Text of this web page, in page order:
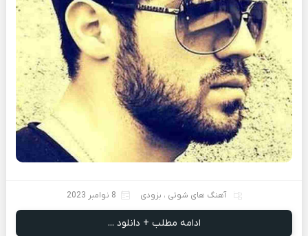
آهنگ های شوتی ، بزودی 8 نوامبر 2023
ادامه مطلب + دانلود ...